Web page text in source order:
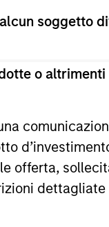
soggetto
o
offerta,
dettagliate
a capitale
della Legge del
versione del
relazione annuale
sito web sopra
Form), mentre la
gli
statuto e
Services S.A.,